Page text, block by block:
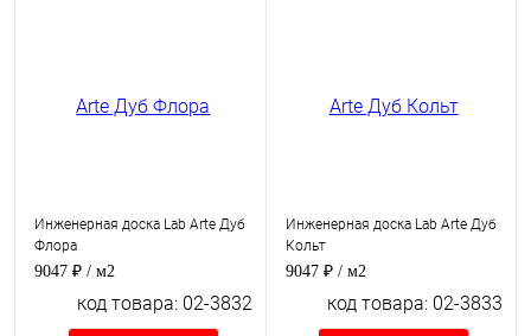
Инженерная доска Lab Arte Дуб
Флора
9047 ₽ / м2
код товара: 02-3832
Инженерная доска Lab Arte Дуб
Кольт
9047 ₽ / м2
код товара: 02-3833